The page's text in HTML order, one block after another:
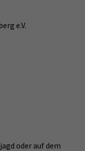
e.V.
oder auf dem